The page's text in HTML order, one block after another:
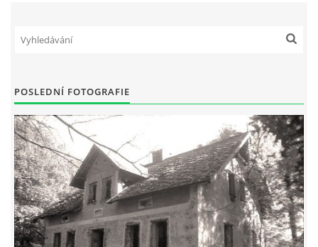
Tento projekt je realizován za finanční podpory
města Domažlice.
© 2026 eStránky.cz Aktualizováno: 17. 7. 2026|Nahoru ↑
POSLEDNÍ FOTOGRAFIE